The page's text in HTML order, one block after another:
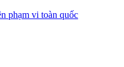
phạm vi toàn quốc